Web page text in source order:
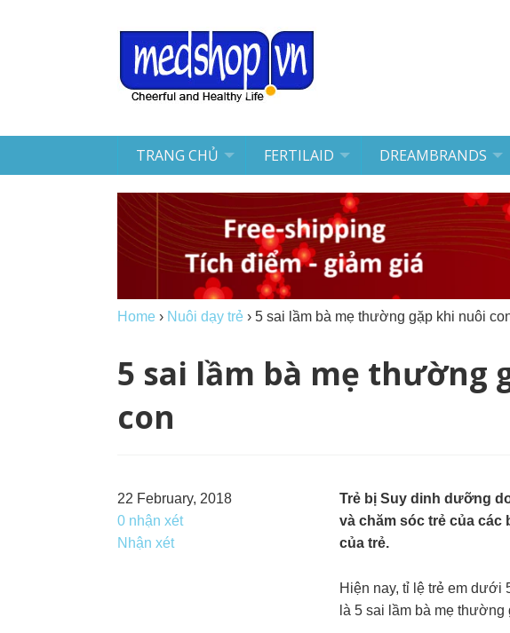
TRANG CHỦ FERTILAID DREAMBRANDS
Home › Nuôi dạy trẻ › 5 sai lầm bà mẹ thường gặp khi nuôi
5 sai lầm bà mẹ thường
con
22 February, 2018
0 nhận xét
Nhận xét
Trẻ bị Suy dinh dưỡng
và chăm sóc trẻ của các
của trẻ.
Hiện nay, tỉ lệ trẻ em dưới
là 5 sai lầm bà mẹ thường